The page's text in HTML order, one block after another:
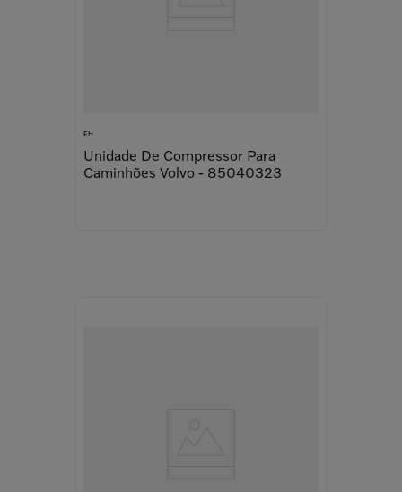
FH
Unidade De Compressor Para
Caminhões Volvo - 85040323